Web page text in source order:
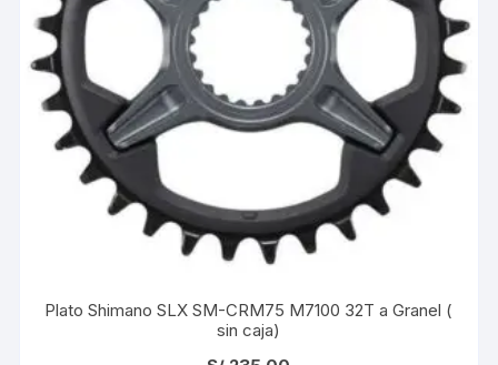
Plato Shimano SLX SM-CRM75 M7100 32T a Granel (
sin caja)